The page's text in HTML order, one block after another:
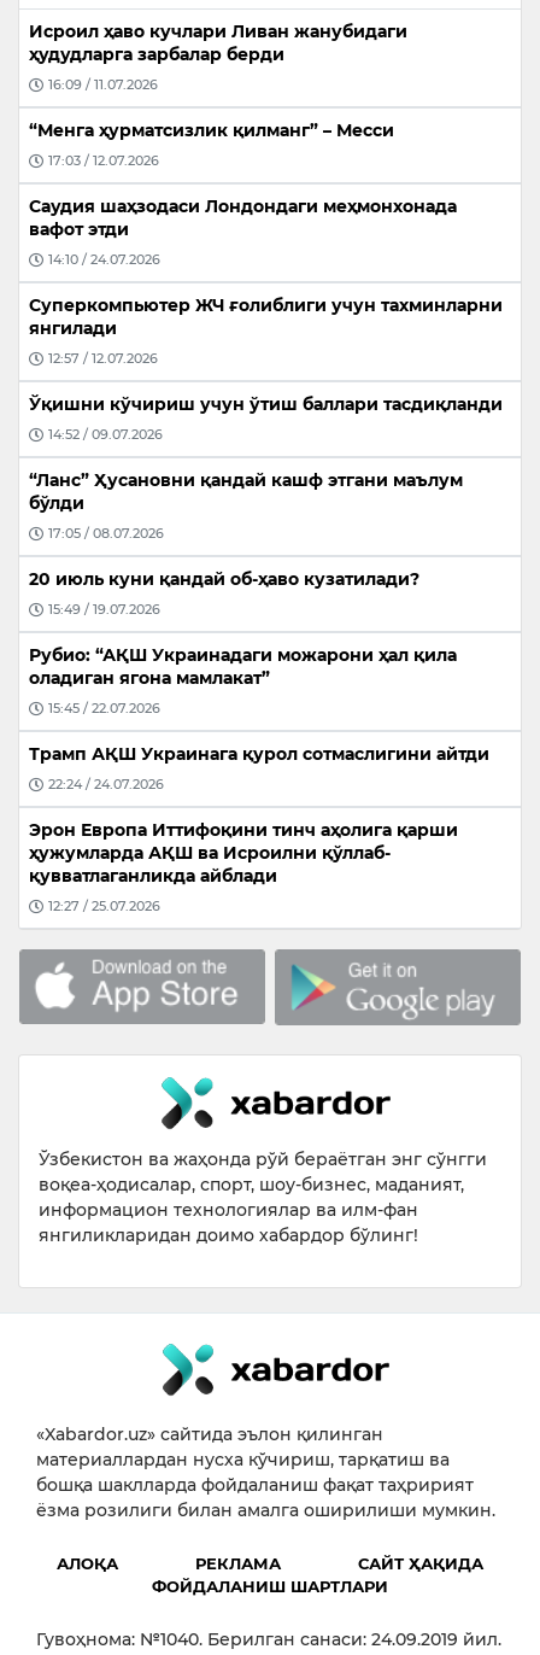
Исроил ҳаво кучлари Ливан жанубидаги
ҳудудларга зарбалар берди
16:09 / 11.07.2026
“Менга ҳурматсизлик қилманг” – Месси
17:03 / 12.07.2026
Саудия шаҳзодаси Лондондаги меҳмонхонада
вафот этди
14:10 / 24.07.2026
Суперкомпьютер ЖЧ ғолиблиги учун тахминларни
янгилади
12:57 / 12.07.2026
Ўқишни кўчириш учун ўтиш баллари тасдиқланди
14:52 / 09.07.2026
“Ланс” Ҳусановни қандай кашф этгани маълум
бўлди
17:05 / 08.07.2026
20 июль куни қандай об-ҳаво кузатилади?
15:49 / 19.07.2026
Рубио: “АҚШ Украинадаги можарони ҳал қила
оладиган ягона мамлакат”
15:45 / 22.07.2026
Трамп АҚШ Украинага қурол сотмаслигини айтди
22:24 / 24.07.2026
Эрон Европа Иттифоқини тинч аҳолига қарши
ҳужумларда АҚШ ва Исроилни қўллаб-
қувватлаганликда айблади
12:27 / 25.07.2026
Ўзбекистон ва жаҳонда рўй бераётган энг сўнгги
воқеа-ҳодисалар, спорт, шоу-бизнес, маданият,
информацион технологиялар ва илм-фан
янгиликларидан доимо хабардор бўлинг!
«Xabardor.uz» сайтида эълон қилинган
материаллардан нусха кўчириш, тарқатиш ва
бошқа шаклларда фойдаланиш фақат таҳририят
ёзма розилиги билан амалга оширилиши мумкин.
АЛОҚА РЕКЛАМА
САЙТ ҲАҚИДА
ФОЙДАЛАНИШ ШАРТЛАРИ
Гувоҳнома: №1040. Берилган санаси: 24.09.2019 йил.